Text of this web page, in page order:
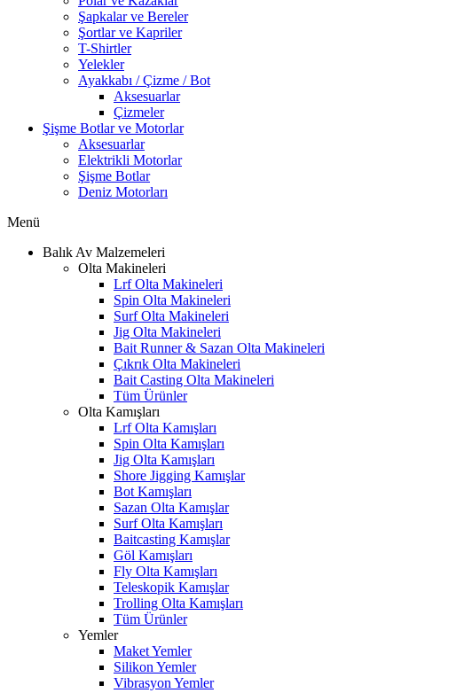
Şapkalar ve Bereler
Şortlar ve Kapriler
T-Shirtler
Yelekler
Ayakkabı / Çizme / Bot
Aksesuarlar
Çizmeler
Şişme Botlar ve Motorlar
Aksesuarlar
Elektrikli Motorlar
Şişme Botlar
Deniz Motorları
Menü
Balık Av Malzemeleri
Olta Makineleri
Lrf Olta Makineleri
Spin Olta Makineleri
Surf Olta Makineleri
Jig Olta Makineleri
Bait Runner & Sazan Olta Makineleri
Çıkrık Olta Makineleri
Bait Casting Olta Makineleri
Tüm Ürünler
Olta Kamışları
Lrf Olta Kamışları
Spin Olta Kamışları
Jig Olta Kamışları
Shore Jigging Kamışlar
Bot Kamışları
Sazan Olta Kamışlar
Surf Olta Kamışları
Baitcasting Kamışlar
Göl Kamışları
Fly Olta Kamışları
Teleskopik Kamışlar
Trolling Olta Kamışları
Tüm Ürünler
Yemler
Maket Yemler
Silikon Yemler
Vibrasyon Yemler